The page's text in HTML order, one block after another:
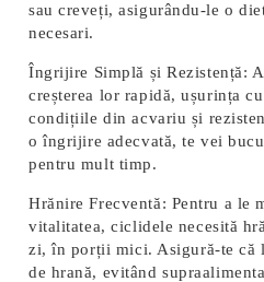
sau creveți, asigurându-le o
necesari.
Îngrijire Simplă și Rezistență:
creșterea lor rapidă, ușurința
condițiile din acvariu și
o îngrijire adecvată, te vei
pentru mult timp.
Hrănire Frecventă: Pentru a le
vitalitatea, ciclidele necesită
zi, în porții mici. Asigură-te că
de hrană, evitând